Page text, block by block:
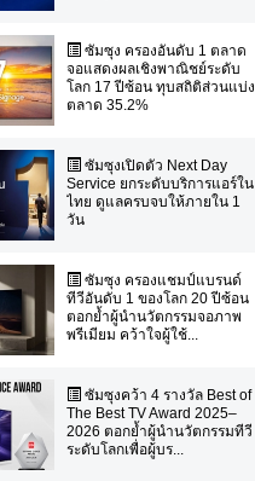
ซัมซุง ครองอันดับ 1 ตลาด
จอแสดงผลเชิงพาณิชย์ระดับ
โลก 17 ปีซ้อน ทุบสถิติส่วนแบ่ง
ตลาด 35.2%
ซัมซุงเปิดตัว Next Day
Service ยกระดับบริการแอร์ใน
ไทย ดูแลครบจบให้ภายใน 1
วัน
ซัมซุง ครองแชมป์แบรนด์
ทีวีอันดับ 1 ของโลก 20 ปีซ้อน
ตอกย้ำผู้นำนวัตกรรมจอภาพ
พรีเมียม คว้าใจผู้ใช้...
ซัมซุงคว้า 4 รางวัล Best of
The Best TV Award 2025–
2026 ตอกย้ำผู้นำนวัตกรรมทีวี
ระดับโลกเพื่อผู้บร...